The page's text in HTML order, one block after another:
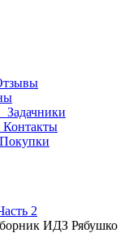
Задачники
Контакты
Покупки
2
ИДЗ Рябушко